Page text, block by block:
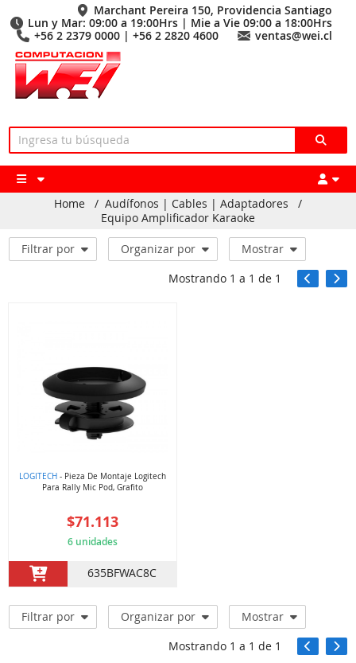
Marchant Pereira 150, Providencia Santiago
Lun y Mar: 09:00 a 19:00Hrs | Mie a Vie 09:00 a 18:00Hrs
+56 2 2379 0000 | +56 2 2820 4600
ventas@wei.cl
Home / Audífonos | Cables | Adaptadores
/
Equipo Amplificador Karaoke
Filtrar por Organizar por
Mostrar
Mostrando 1 a 1 de 1
LOGITECH - Pieza De Montaje Logitech
Para Rally Mic Pod, Grafito
$71.113
6 unidades
635BFWAC8C
Filtrar por Organizar por
Mostrar
Mostrando 1 a 1 de 1